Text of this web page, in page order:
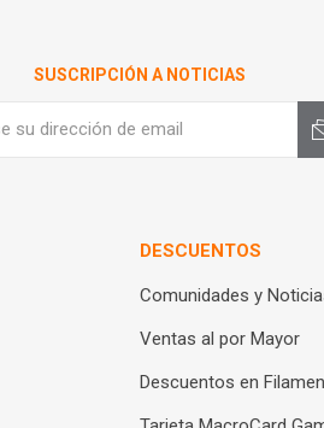
SUSCRIPCIÓN A NOTICIAS
DESCUENTOS
Comunidades y
Ventas al por Mayor
Descuentos en